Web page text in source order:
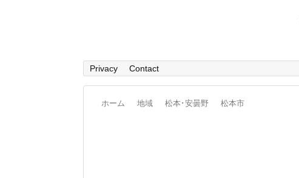
Privacy Contact
ホーム 地域 松本･安曇野 松本市